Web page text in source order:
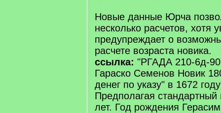
Новые данные Юрча
несколько расчетов,
предупреждает о
расчете возраста новика.
ссылка: "РГАДА 210-6д-
Гараско Семенов Новик
денег по указу" в 1672 году
Предполагая стандартный
лет. Год рождения